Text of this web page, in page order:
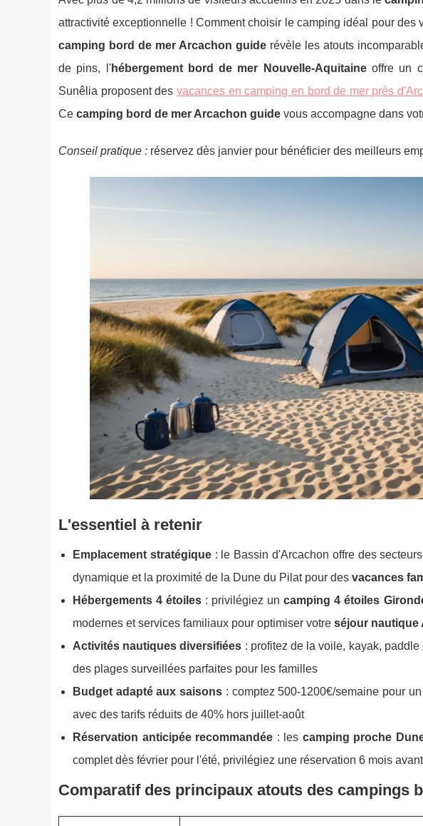
attractivité exceptionnelle ! Comment choisir le camping idéal pour
camping bord de mer Arcachon guide révèle les atouts
de pins, l'hébergement bord de mer Nouvelle-Aquitaineoffre un
Sunêlia proposent des vacances en camping en bord de mer près
Ce camping bord de mer Arcachon guide vous accompagne dans
Conseil pratique : réservez dès janvier pour bénéficier des meilleurs
L'essentiel à retenir
Emplacement stratégique: le Bassin d'Arcachon offre des
dynamique et la proximité de la Dune du Pilat pour des vacances
Hébergements 4 étoiles : privilégiez uncamping 4 étoiles
modernes et services familiaux pour optimiser votre séjour nautique
Activités nautiques diversifiées : profitez de la voile, kayak,
des plages surveillées parfaites pour les familles
Budget adapté aux saisons : comptez 500-1200€/semaine pour un
avec des tarifs réduits de 40% hors juillet-août
Réservation anticipée recommandée : les camping proche
complet dès février pour l'été, privilégiez une réservation 6 mois
Comparatif des principaux atouts des campings